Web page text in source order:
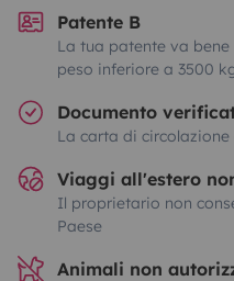
Patente B
La tua patente va
peso inferiore a 3500
Documento
La carta di
Viaggi all'estero
Il proprietario non
Paese
Animali non